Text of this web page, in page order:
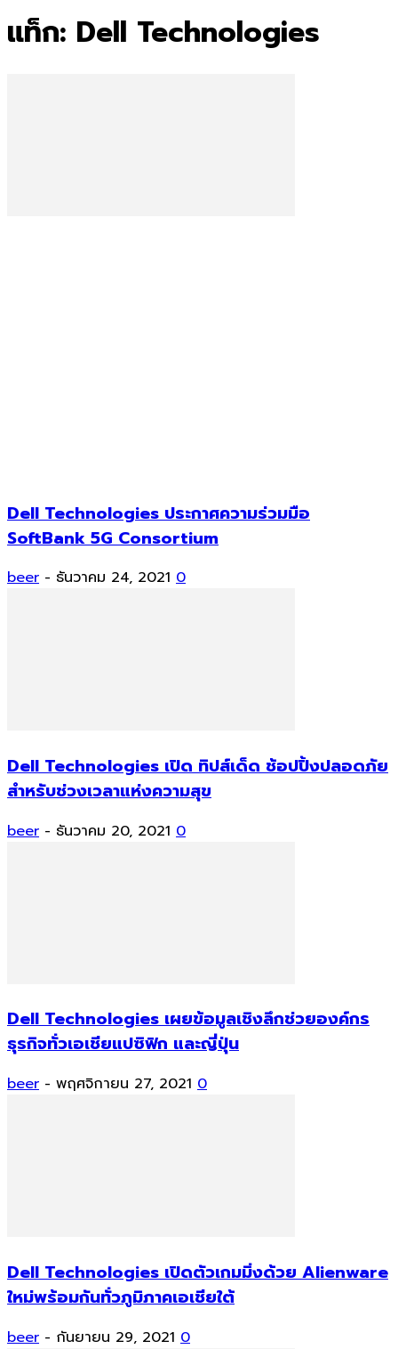
แท็ก: Dell Technologies
Dell Technologies ประกาศความร่วมมือ
SoftBank 5G Consortium
beer - ธันวาคม 24, 2021 0
Dell Technologies เปิด ทิปส์เด็ด ช้อปปิ้งปลอดภัย
สำหรับช่วงเวลาแห่งความสุข
beer - ธันวาคม 20, 2021 0
Dell Technologies เผยข้อมูลเชิงลึกช่วยองค์กร
ธุรกิจทั่วเอเชียแปซิฟิก และญี่ปุ่น
beer - พฤศจิกายน 27, 2021 0
Dell Technologies เปิดตัวเกมมิ่งด้วย Alienware
ใหม่พร้อมกันทั่วภูมิภาคเอเชียใต้
beer - กันยายน 29, 2021 0